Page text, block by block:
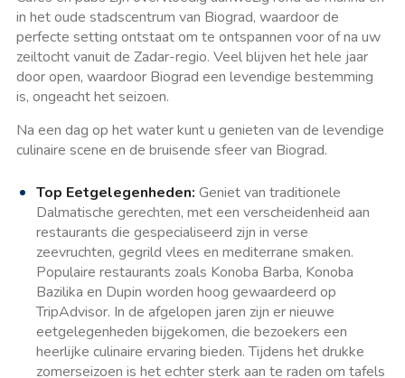
in het oude stadscentrum van Biograd, waardoor de
perfecte setting ontstaat om te ontspannen voor of na uw
zeiltocht vanuit de Zadar-regio. Veel blijven het hele jaar
door open, waardoor Biograd een levendige bestemming
is, ongeacht het seizoen.
Na een dag op het water kunt u genieten van de levendige
culinaire scene en de bruisende sfeer van Biograd.
Top Eetgelegenheden: Geniet van traditionele
Dalmatische gerechten, met een verscheidenheid aan
restaurants die gespecialiseerd zijn in verse
zeevruchten, gegrild vlees en mediterrane smaken.
Populaire restaurants zoals Konoba Barba, Konoba
Bazilika en Dupin worden hoog gewaardeerd op
TripAdvisor. In de afgelopen jaren zijn er nieuwe
eetgelegenheden bijgekomen, die bezoekers een
heerlijke culinaire ervaring bieden. Tijdens het drukke
zomerseizoen is het echter sterk aan te raden om tafels